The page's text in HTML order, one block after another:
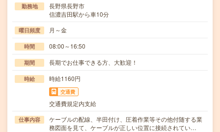
勤務地
長野県長野市
信濃吉田駅から車10分
曜日頻度 月～金
時間 08:00～16:50
期間 長期でお仕事できる方、大歓迎！
時給 時給1160円
交通費
交通費規定内支給
仕事内容
ケーブルの配線、半田付け、圧着作業等その他付随する業
務図面を見て、ケーブルが正しい位置に接続されてい…